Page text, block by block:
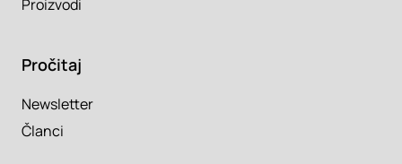
Proizvodi
Pročitaj
Newsletter
Članci